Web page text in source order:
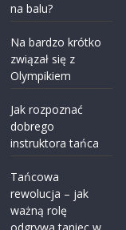
na balu?
Na bardzo krótko
związał się z
Olympikiem
Jak rozpoznać
dobrego
instruktora tańca
Tańcowa
rewolucja – jak
ważną rolę
odgrywa taniec w